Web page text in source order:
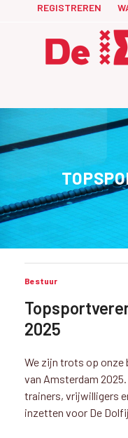
REGISTREREN
Bestuur
2025
We zijn trots op
van Amsterdam
trainers, vrijwilligers
inzetten voor De